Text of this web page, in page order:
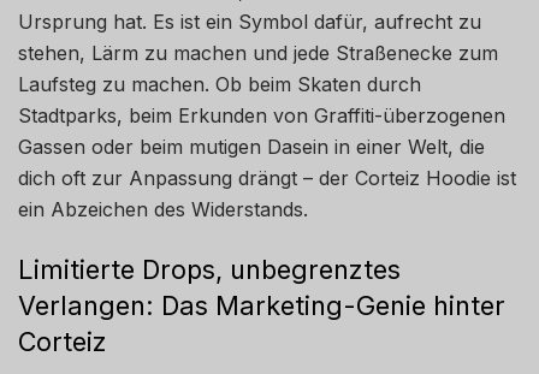
Ursprung hat. Es ist ein Symbol dafür, aufrecht zu
stehen, Lärm zu machen und jede Straßenecke zum
Laufsteg zu machen. Ob beim Skaten durch
Stadtparks, beim Erkunden von Graffiti-überzogenen
Gassen oder beim mutigen Dasein in einer Welt, die
dich oft zur Anpassung drängt – der Corteiz Hoodie ist
ein Abzeichen des Widerstands.
Limitierte Drops, unbegrenztes
Verlangen: Das Marketing-Genie hinter
Corteiz